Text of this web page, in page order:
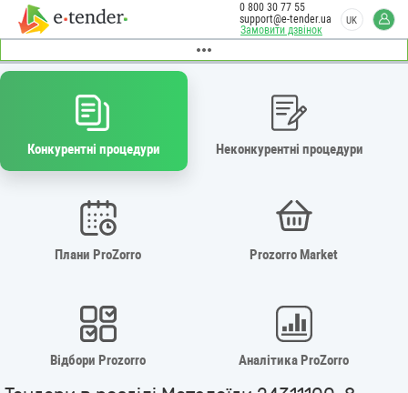
Замовити дзвінок
0 800 30 77 55
support@e-tender.ua
UK
Конкурентні процедури Неконкурентні процедури
Плани ProZorro Prozorro Market
Відбори Prozorro Аналітика ProZorro